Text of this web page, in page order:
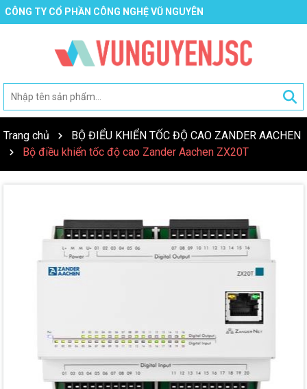
CÔNG TY CỔ PHẦN CÔNG NGHỆ VŨ NGUYÊN
Trang chủ
BỘ ĐIỂU KHIỂN TỐC ĐỘ CAO ZANDER AACHEN
Bộ điều khiển tốc độ cao Zander Aachen ZX20T
Mã giảm giá:
Ngày hết hạn: